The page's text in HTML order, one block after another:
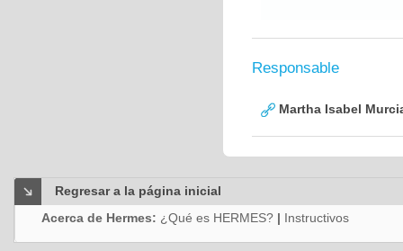
Responsable
Martha Isabel
Regresar a la página inicial
Acerca de Hermes: ¿Qué es HERMES? | Instructivos